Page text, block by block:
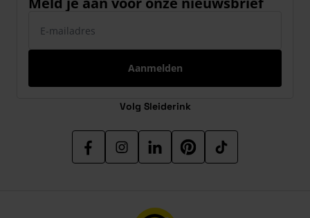
Aanmelden
Volg Sleiderink